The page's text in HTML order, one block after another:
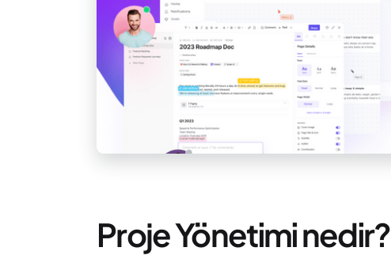
Proje Yönetimi nedir?